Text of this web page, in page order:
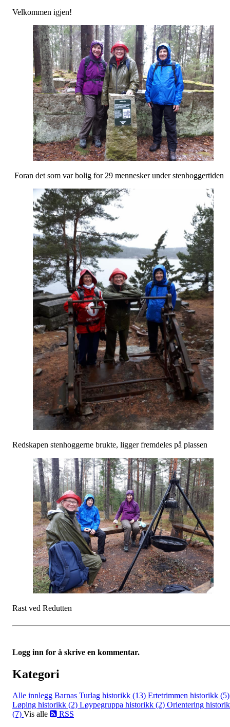
Velkommen igjen!
Foran det som var bolig for 29 mennesker under stenhoggertiden
Redskapen stenhoggerne brukte, ligger fremdeles på plassen
Rast ved Redutten
Logg inn for å skrive en kommentar.
Kategori
Alle innlegg Barnas Turlag historikk (13) Ertetrimmen historikk (5)
Løping historikk (2) Løypegruppa historikk (2) Orientering
(7) Vis alle RSS